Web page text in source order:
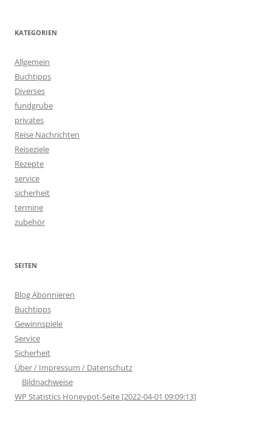
KATEGORIEN
Allgemein
Buchtipps
Diverses
fundgrube
privates
Reise Nachrichten
Reiseziele
Rezepte
service
sicherheit
termine
zubehör
SEITEN
Blog Abonnieren
Buchtipps
Gewinnspiele
Service
Sicherheit
Über / Impressum / Datenschutz
Bildnachweise
WP Statistics Honeypot-Seite [2022-04-01 09:09:13]